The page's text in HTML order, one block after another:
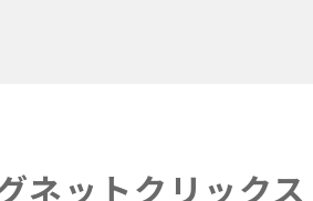
ネットクリック